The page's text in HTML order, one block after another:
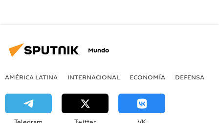
Mundo
AMÉRICA LATINA INTERNACIONAL ECONOMÍA DEFENSA